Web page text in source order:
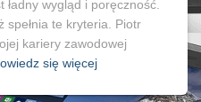
wygląd i poręczność.
spełnia te kryteria. Piotr
kariery zawodowej
się więcej